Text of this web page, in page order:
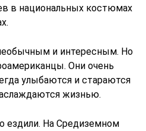
в национальных костюмах
и интересным. Но
Они очень
улыбаются и стараются
жизнью.
На Средиземном